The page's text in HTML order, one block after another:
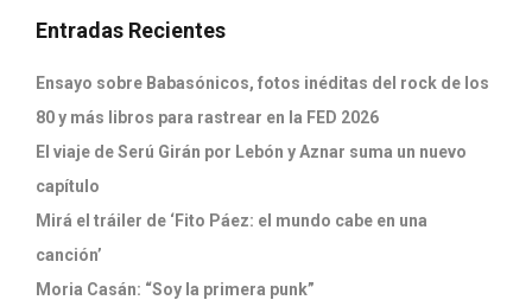
Entradas Recientes
Ensayo sobre Babasónicos, fotos inéditas del rock de los
80 y más libros para rastrear en la FED 2026
El viaje de Serú Girán por Lebón y Aznar suma un nuevo
capítulo
Mirá el tráiler de ‘Fito Páez: el mundo cabe en una
canción’
Moria Casán: “Soy la primera punk”